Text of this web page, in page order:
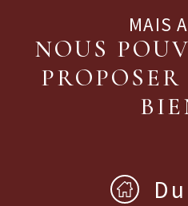
MAIS
NOUS